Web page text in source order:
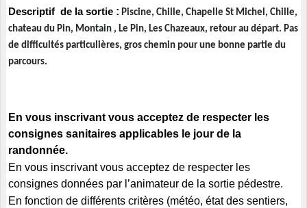
Descriptif de la sortie : Piscine, Chille, Chapelle St Michel, Chille,
chateau du Pin, Montain , Le Pin, Les Chazeaux, retour au départ. Pas
de difficultés particulières, gros chemin pour une bonne partie du
parcours.
En vous inscrivant vous acceptez de respecter les
consignes sanitaires applicables le jour de la
randonnée.
En vous inscrivant vous acceptez de respecter les
consignes données par l’animateur de la sortie pédestre.
En fonction de différents critères (météo, état des sentiers,